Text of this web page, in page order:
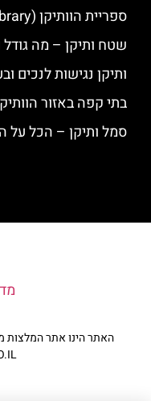
ספריית הוותיקן (Vatican Library)
שטח ותיקן – מה גודל
ותיקן נגישות לנכים
בתי קפה באזור
סמל ותיקן – הכל על
האתר הינו אתר המלצות